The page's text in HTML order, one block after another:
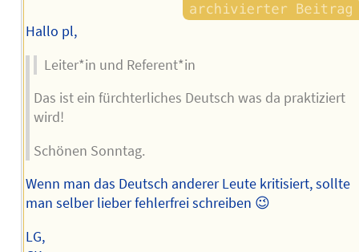
Hallo pl,
Leiter*in und Referent*in
Das ist ein fürchterliches Deutsch was da praktiziert
wird!
Schönen Sonntag.
Wenn man das Deutsch anderer Leute kritisiert, sollte
man selber lieber fehlerfrei schreiben 😉
LG,